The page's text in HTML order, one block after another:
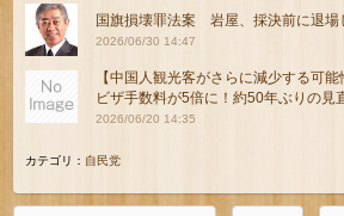
国旗損壊罪法案 岩屋、採決前に退場
2026/06/30 14:47
【中国人観光客がさらに減少する可
ビザ手数料が5倍に！約50年ぶりの見
2026/06/20 14:35
カテゴリ： 自民党